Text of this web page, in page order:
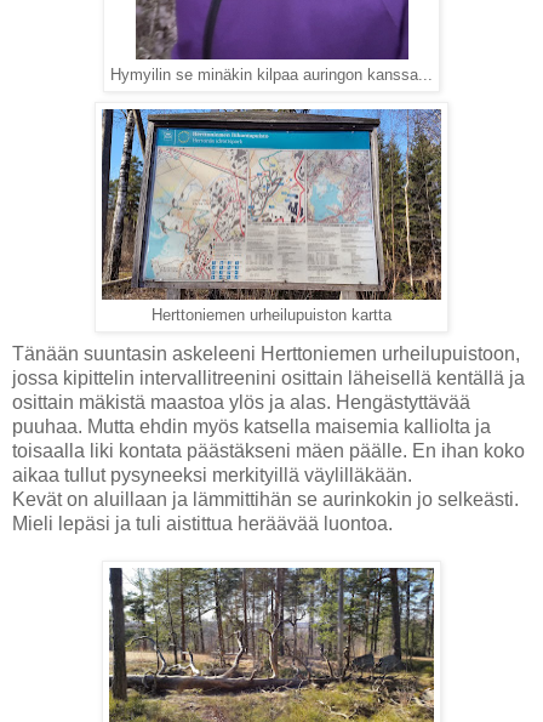
Hymyilin se minäkin kilpaa auringon kanssa...
Herttoniemen urheilupuiston kartta
Tänään suuntasin askeleeni Herttoniemen urheilupuistoon,
jossa kipittelin intervallitreenini osittain läheisellä kentällä ja
osittain mäkistä maastoa ylös ja alas. Hengästyttävää
puuhaa. Mutta ehdin myös katsella maisemia kalliolta ja
toisaalla liki kontata päästäkseni mäen päälle. En ihan koko
aikaa tullut pysyneeksi merkityillä väylilläkään.
Kevät on aluillaan ja lämmittihän se aurinkokin jo selkeästi.
Mieli lepäsi ja tuli aistittua heräävää luontoa.